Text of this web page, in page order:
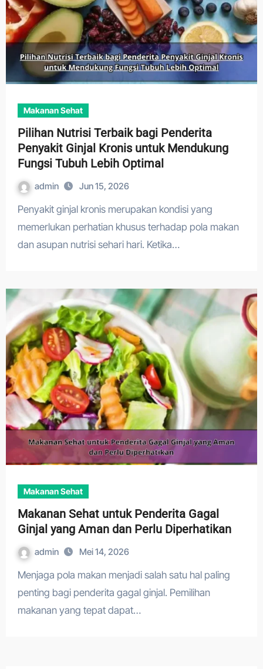
Makanan Sehat
Pilihan Nutrisi Terbaik bagi Penderita
Penyakit Ginjal Kronis untuk Mendukung
Fungsi Tubuh Lebih Optimal
admin Jun 15, 2026
Penyakit ginjal kronis merupakan kondisi yang
memerlukan perhatian khusus terhadap pola makan
dan asupan nutrisi sehari hari. Ketika…
Makanan Sehat
Makanan Sehat untuk Penderita Gagal
Ginjal yang Aman dan Perlu Diperhatikan
admin Mei 14, 2026
Menjaga pola makan menjadi salah satu hal paling
penting bagi penderita gagal ginjal. Pemilihan
makanan yang tepat dapat…